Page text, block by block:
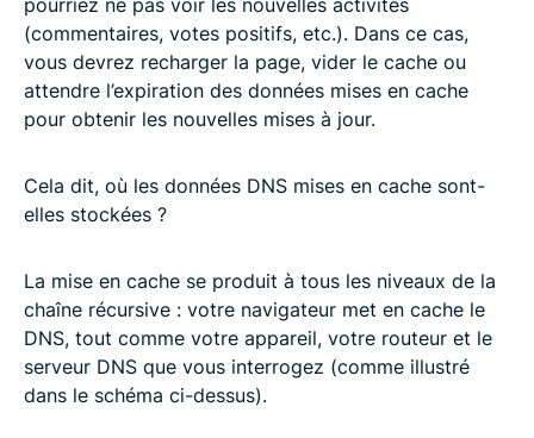
(commentaires, votes positifs, etc.). Dans ce cas,
vous devrez recharger la page, vider le cache ou
attendre l’expiration des données mises en cache
pour obtenir les nouvelles mises à jour.
Cela dit, où les données DNS mises en cache sont-
elles stockées ?
La mise en cache se produit à tous les niveaux de la
chaîne récursive : votre navigateur met en cache le
DNS, tout comme votre appareil, votre routeur et le
serveur DNS que vous interrogez (comme illustré
dans le schéma ci-dessus).